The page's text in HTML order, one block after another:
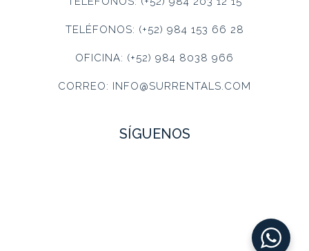
TELÉFONOS: (+52) 984 153 66 28
OFICINA: (+52) 984 8038 966
CORREO: INFO@SURRENTALS.COM
SÍGUENOS